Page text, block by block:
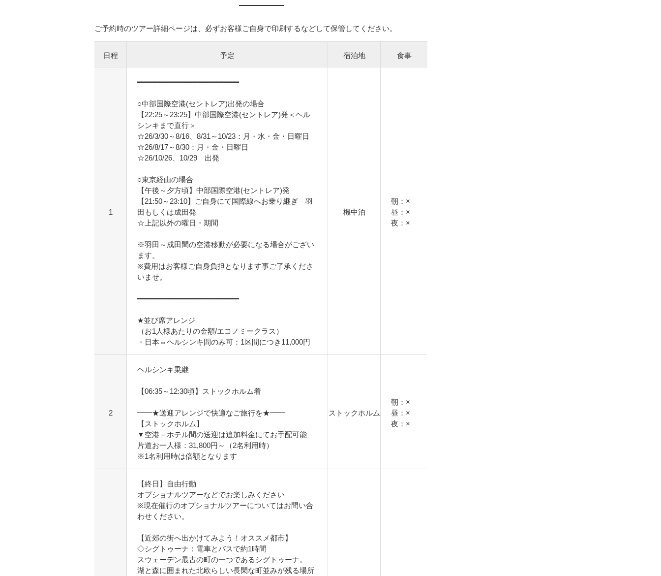
ご予約時のツアー詳細ページは、必ずお客様ご自身で印刷するなどして保管してください。
日程 予定 宿泊地 食事
1
━━━━━━━━━━━━━━━━━━━━━━━
○中部国際空港(セントレア)出発の場合
【22:25～23:25】中部国際空港(セントレア)発＜ヘル
シンキまで直行＞
☆26/3/30～8/16、8/31～10/23：月・水・金・日曜日
☆26/8/17～8/30：月・金・日曜日
☆26/10/26、10/29 出発
○東京経由の場合
【午後～夕方頃】中部国際空港(セントレア)発
【21:50～23:10】ご自身にて国際線へお乗り継ぎ 羽
田もしくは成田発
☆上記以外の曜日・期間
※羽田～成田間の空港移動が必要になる場合がござい
ます。
※費用はお客様ご自身負担となります事ご了承くださ
いませ。
━━━━━━━━━━━━━━━━━━━━━━━
★並び席アレンジ
（お1人様あたりの金額/エコノミークラス）
・日本⇔ヘルシンキ間のみ可：1区間につき11,000円
機中泊
朝：×
昼：×
夜：×
2
ヘルシンキ乗継
【06:35～12:30頃】ストックホルム着
━━★送迎アレンジで快適なご旅行を★━━
【ストックホルム】
▼空港－ホテル間の送迎は追加料金にてお手配可能
片道お一人様：31,800円～（2名利用時）
※1名利用時は倍額となります
ストックホルム
朝：×
昼：×
夜：×
【終日】自由行動
オプショナルツアーなどでお楽しみください
※現在催行のオプショナルツアーについてはお問い合
わせください。
【近郊の街へ出かけてみよう！オススメ都市】
◇シグトゥーナ：電車とバスで約1時間
スウェーデン最古の町の一つであるシグトゥーナ。
湖と森に囲まれた北欧らしい長閑な町並みが残る場所